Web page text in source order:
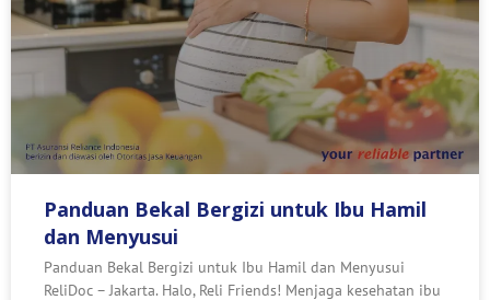
Panduan Bekal Bergizi untuk Ibu Hamil
dan Menyusui
Panduan Bekal Bergizi untuk Ibu Hamil dan Menyusui
ReliDoc – Jakarta. Halo, Reli Friends! Menjaga kesehatan ibu